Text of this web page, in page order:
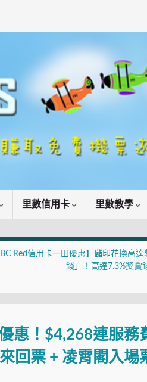
里數信用卡 里數教學
Red信用卡一田優惠】儲印花換高
錢」！高達7.3%獎賞
惠！$4,268連服務
回票 + 凌霄閣入場